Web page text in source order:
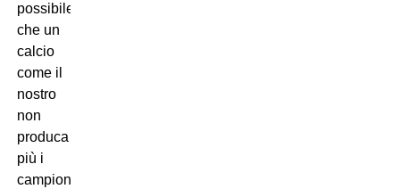
possibile
che un
calcio
come il
nostro
non
produca
più i
campioni